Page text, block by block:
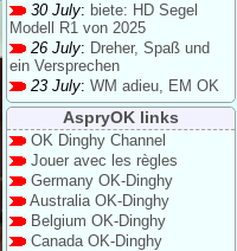
30 July: biete: HD Segel
Modell R1 von 2025
26 July: Dreher, Spaß und
ein Versprechen
23 July: WM adieu, EM OK
AspryOK links
OK Dinghy Channel
Jouer avec les règles
Germany OK-Dinghy
Australia OK-Dinghy
Belgium OK-Dinghy
Canada OK-Dinghy